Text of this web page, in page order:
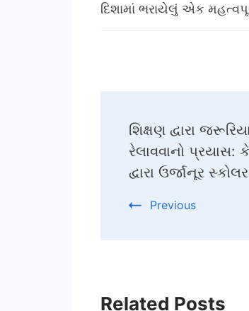
દિશામાં ભરાયેલું એક
Navigation
શિક્ષણ દ્વારા
રેલાવવાનો પ્રયાસ:
દ્વારા ઉર્જાનૂર
Previous
Related Posts